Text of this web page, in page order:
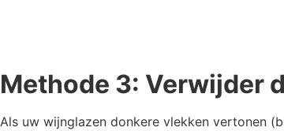
Methode 3: Verwijder
Als uw wijnglazen donkere vlekken vertonen